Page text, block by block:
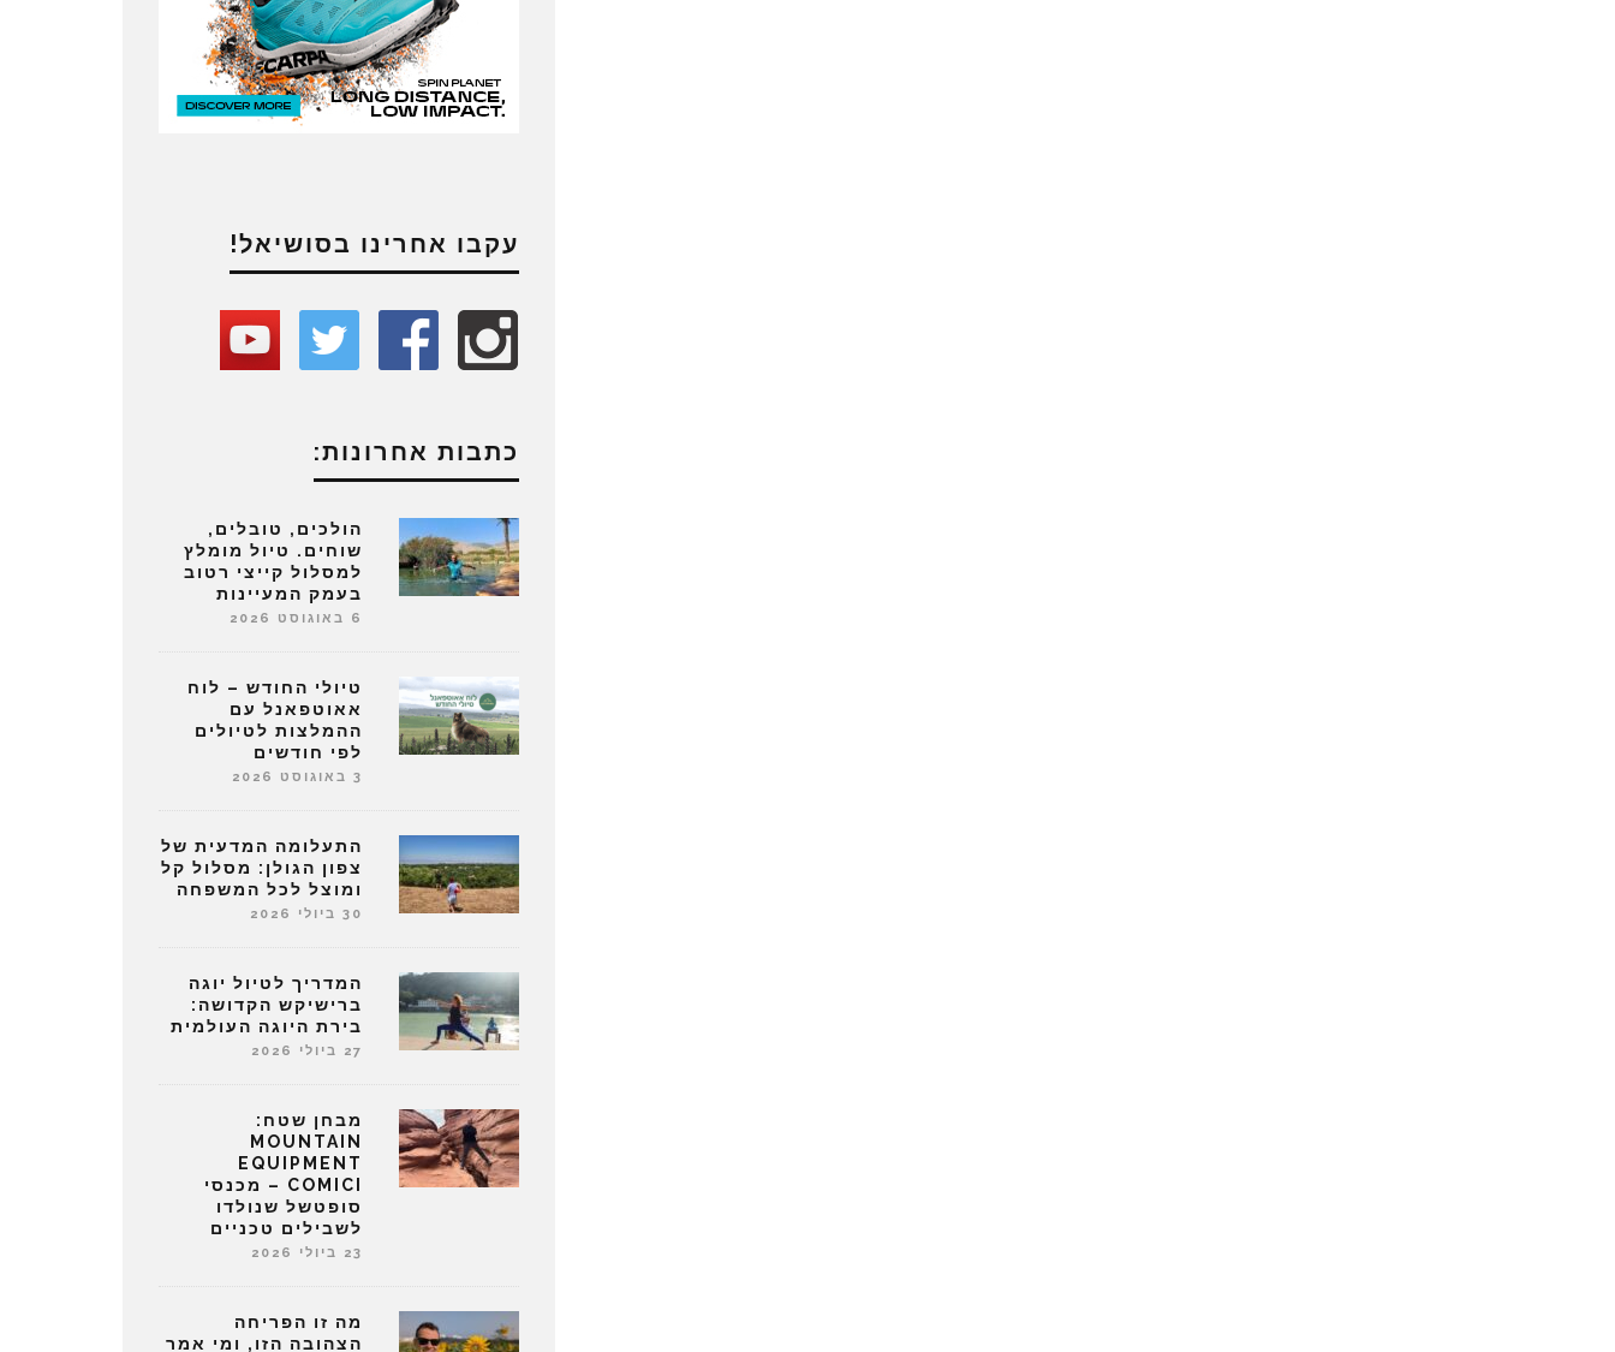
עקבו אחרינו בסושיאל!
כתבות אחרונות:
הולכים, טובלים,
שוחים. טיול מומלץ
למסלול קייצי רטוב
בעמק המעיינות
6 באוגוסט 2026
טיולי החודש – לוח
אאוטפאנל עם
ההמלצות לטיולים
לפי חודשים
3 באוגוסט 2026
התעלומה המדעית של
צפון הגולן: מסלול קל
ומוצל לכל המשפחה
30 ביולי 2026
המדריך לטיול יוגה
ברישיקש הקדושה:
בירת היוגה העולמית
27 ביולי 2026
מבחן שטח:
MOUNTAIN
EQUIPMENT
COMICI – מכנסי
סופטשל שנולדו
לשבילים טכניים
23 ביולי 2026
מה זו הפריחה
הצהובה הזו, ומי אמר